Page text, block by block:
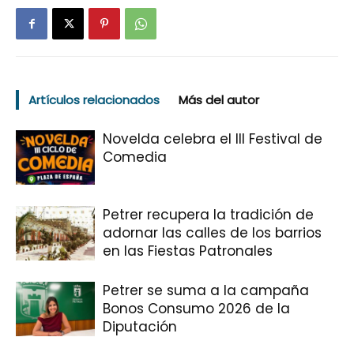
Artículos relacionados Más del autor
Novelda celebra el III Festival de
Comedia
Petrer recupera la tradición de
adornar las calles de los barrios
en las Fiestas Patronales
Petrer se suma a la campaña
Bonos Consumo 2026 de la
Diputación